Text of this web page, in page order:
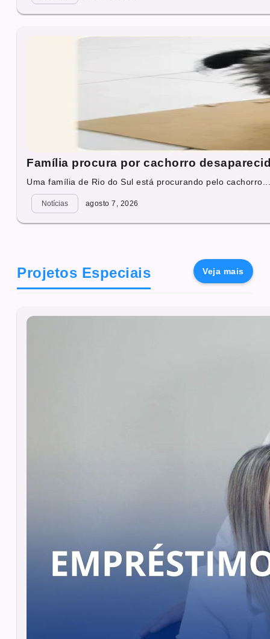
Família procura por cachorro
Uma família de Rio do Sul está procurando pelo
Notícias agosto 7, 2026
Projetos Especiais Veja mais